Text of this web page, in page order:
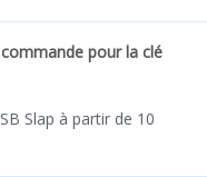
pour la clé
Slap à partir de 10